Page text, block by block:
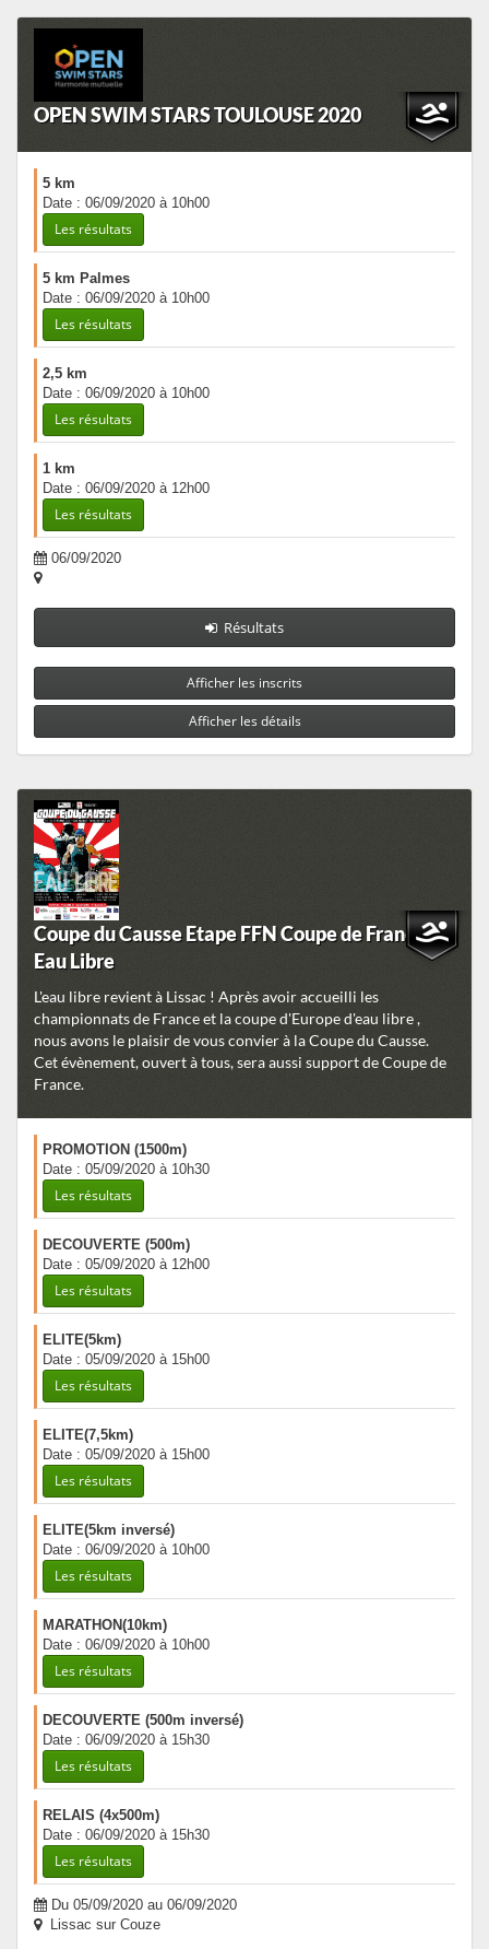
OPEN SWIM STARS TOULOUSE 2020
5 km
Date : 06/09/2020 à 10h00
Les résultats
5 km Palmes
Date : 06/09/2020 à 10h00
Les résultats
2,5 km
Date : 06/09/2020 à 10h00
Les résultats
1 km
Date : 06/09/2020 à 12h00
Les résultats
06/09/2020
Résultats
Afficher les inscrits
Afficher les détails
Coupe du Causse Etape FFN Coupe de France
Eau Libre
L'eau libre revient à Lissac ! Après avoir accueilli les
championnats de France et la coupe d'Europe d'eau libre ,
nous avons le plaisir de vous convier à la Coupe du Causse.
Cet évènement, ouvert à tous, sera aussi support de Coupe de
France.
PROMOTION (1500m)
Date : 05/09/2020 à 10h30
Les résultats
DECOUVERTE (500m)
Date : 05/09/2020 à 12h00
Les résultats
ELITE(5km)
Date : 05/09/2020 à 15h00
Les résultats
ELITE(7,5km)
Date : 05/09/2020 à 15h00
Les résultats
ELITE(5km inversé)
Date : 06/09/2020 à 10h00
Les résultats
MARATHON(10km)
Date : 06/09/2020 à 10h00
Les résultats
DECOUVERTE (500m inversé)
Date : 06/09/2020 à 15h30
Les résultats
RELAIS (4x500m)
Date : 06/09/2020 à 15h30
Les résultats
Du 05/09/2020 au 06/09/2020
Lissac sur Couze